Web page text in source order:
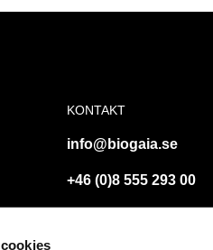
KONTAKT
info@biogaia.se
+46 (0)8 555 293 00